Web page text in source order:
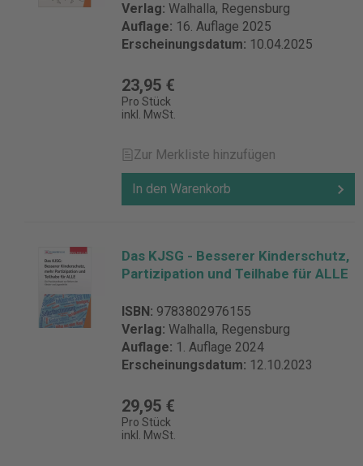
Verlag: Walhalla, Regensburg
Auflage: 16. Auflage 2025
Erscheinungsdatum: 10.04.2025
23,95 €
Pro Stück
inkl. MwSt.
Zur Merkliste hinzufügen
In den Warenkorb
Das KJSG - Besserer Kinderschutz,
Partizipation und Teilhabe für ALLE
ISBN: 9783802976155
Verlag: Walhalla, Regensburg
Auflage: 1. Auflage 2024
Erscheinungsdatum: 12.10.2023
29,95 €
Pro Stück
inkl. MwSt.